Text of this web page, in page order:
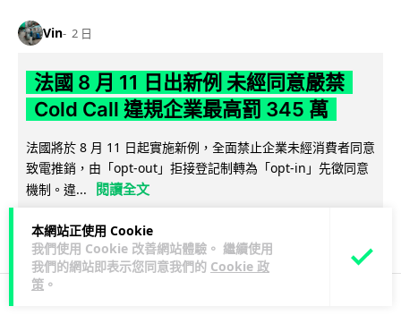
本網站正使用 Cookie
我們使用 Cookie 改善網站體驗。 繼續使用
我們的網站即表示您同意我們的 Cookie 政
策 。
Vin 2 日
法國 8 月 11 日出新例 未經同意嚴禁
Cold Call 違規企業最高罰 345 萬
法國將於 8 月 11 日起實施新例，全面禁止企業未經消費者同意
致電推銷，由「opt-out」拒接登記制轉為「opt-in」先徵同意
機制。違...
閱讀全文
362 27 ↗ 分享